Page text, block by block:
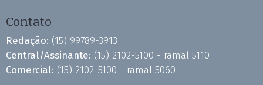
Contato
Redação: (15) 99789-3913
Central/Assinante: (15) 2102-5100 - ramal 5110
Comercial: (15) 2102-5100 - ramal 5060